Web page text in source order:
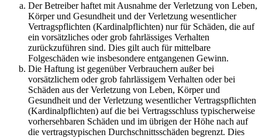
Der Betreiber haftet mit Ausnahme der Verletzung von Leben,
Körper und Gesundheit und der Verletzung wesentlicher
Vertragspflichten (Kardinalpflichten) nur für Schäden, die auf
ein vorsätzliches oder grob fahrlässiges Verhalten
zurückzuführen sind. Dies gilt auch für mittelbare
Folgeschäden wie insbesondere entgangenen Gewinn.
Die Haftung ist gegenüber Verbrauchern außer bei
vorsätzlichem oder grob fahrlässigem Verhalten oder bei
Schäden aus der Verletzung von Leben, Körper und
Gesundheit und der Verletzung wesentlicher Vertragspflichten
(Kardinalpflichten) auf die bei Vertragsschluss typischerweise
vorhersehbaren Schäden und im übrigen der Höhe nach auf
die vertragstypischen Durchschnittsschäden begrenzt. Dies